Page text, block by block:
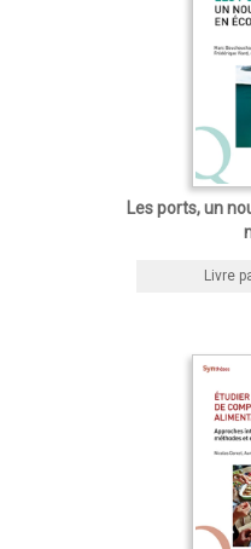
Les ports, un
Livre